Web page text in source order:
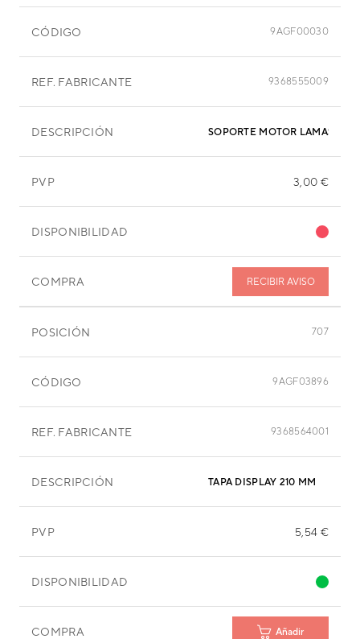
CÓDIGO 9AGF00030
REF. FABRICANTE 9368555009
DESCRIPCIÓN SOPORTE MOTOR LAMAS
PVP 3,00 €
DISPONIBILIDAD
COMPRA RECIBIR AVISO
POSICIÓN 707
CÓDIGO 9AGF03896
REF. FABRICANTE 9368564001
DESCRIPCIÓN TAPA DISPLAY 210 MM
PVP 5,54 €
DISPONIBILIDAD
COMPRA Añadir